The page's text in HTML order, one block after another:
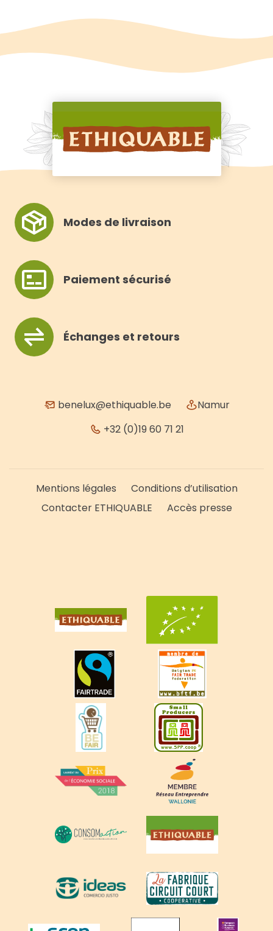
Modes de livraison
Paiement sécurisé
Échanges et retours
benelux@ethiquable.be
Namur
+32 (0)19 60 71 21
Mentions légales
Conditions d’utilisation
Contacter ETHIQUABLE
Accès presse